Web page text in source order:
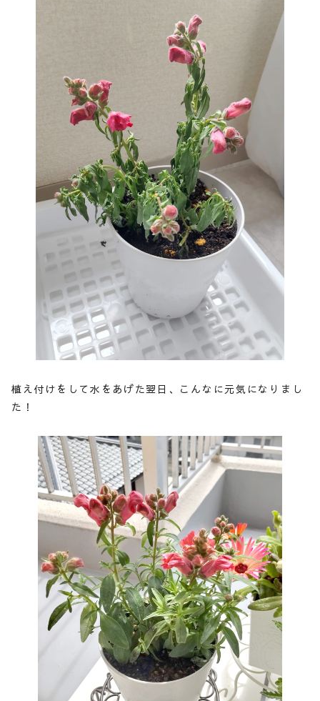
植え付けをして水をあげた翌日、こんなに元気になりまし
た！